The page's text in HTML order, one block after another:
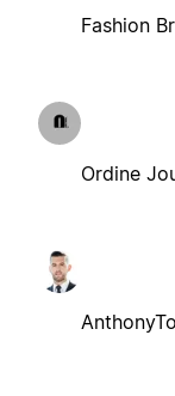
Fashion
Ordine